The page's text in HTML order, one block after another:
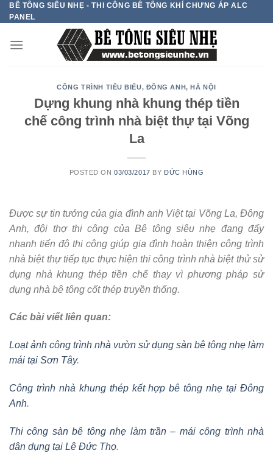
Skip
to
BÊ TÔNG SIÊU NHẸ - THI CÔNG BÊ TÔNG KHÍ CHƯNG ÁP ALC
PANEL
CÔNG TRÌNH TIÊU BIỂU, ĐÔNG ANH,HÀ NỘI
Dựng khung nhà khung thép tiền
chế công trình nhà biệt thự tại Võng
La
POSTED ON03/03/2017 BY ĐỨC HÙNG
Được sự tin tưởng của gia đình anh Việt tại Võng La, Đông
Anh, đội thợ thi công của Bê tông siêu nhẹ đang đẩy
nhanh tiến độ thi công giúp gia đình hoàn thiện công trình
nhà biệt thự tiếp tục thực hiện thi công trình nhà biệt thử sử
dụng nhà khung thép tiền chế thay vì phương pháp sử
dụng nhà bê tông cốt thép truyền thống.
Các bài viết liên quan:
Loạt ảnh công trình nhà vườn sử dụng sàn bê tông nhẹ làm
mái tại Sơn Tây.
Công trình nhà khung thép kết hợp bê tông nhẹ tại Đông
Anh.
Thi công sàn bê tông nhẹ làm trần – mái công trình nhà
dân dụng tại Lê Đức Thọ.